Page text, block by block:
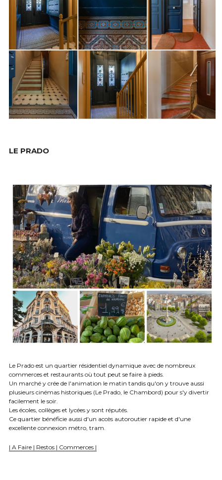
LE PRADO
Le Prado est un quartier résidentiel dynamique avec de nombreux
commerces et restaurants où tout peut se faire à pieds.
Un marché y crée de l'animation le matin tandis qu'on y trouve aussi
plusieurs cinémas historiques (Le Prado, le Chambord) pour s'y divertir
facilement le soir.
Les écoles, collèges et lycées y sont réputés.
Ce quartier bénéficie aussi d'un accès autoroutier rapide et d'une
excellente connexion métro, tram.
| A Faire | Restos | Commerces |